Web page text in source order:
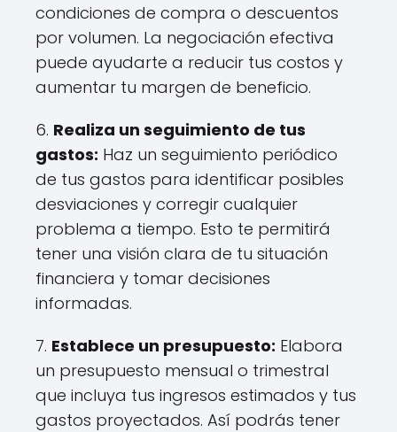
condiciones de compra o descuentos
por volumen. La negociación efectiva
puede ayudarte a reducir tus costos y
aumentar tu margen de beneficio.
6. Realiza un seguimiento de tus
gastos: Haz un seguimiento periódico
de tus gastos para identificar posibles
desviaciones y corregir cualquier
problema a tiempo. Esto te permitirá
tener una visión clara de tu situación
financiera y tomar decisiones
informadas.
7. Establece un presupuesto: Elabora
un presupuesto mensual o trimestral
que incluya tus ingresos estimados y tus
gastos proyectados. Así podrás tener